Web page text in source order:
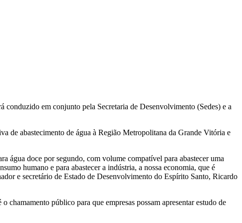
em conjunto pela Secretaria de Desenvolvimento (Sedes) e a
de abastecimento de água à Região Metropolitana da Grande Vitória e
água doce por segundo, com volume compatível para abastecer uma
humano e para abastecer a indústria, a nossa economia, que é
e secretário de Estado de Desenvolvimento do Espírito Santo, Ricardo
público para que empresas possam apresentar estudo de